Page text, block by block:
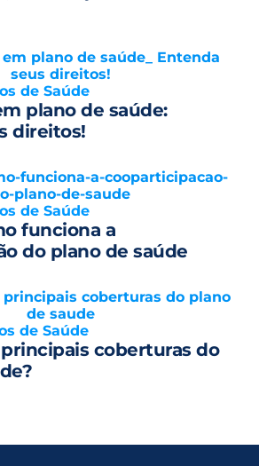
de Saúde
plano de saúde:
direitos!
de Saúde
funciona a
do plano de saúde
de Saúde
principais coberturas do